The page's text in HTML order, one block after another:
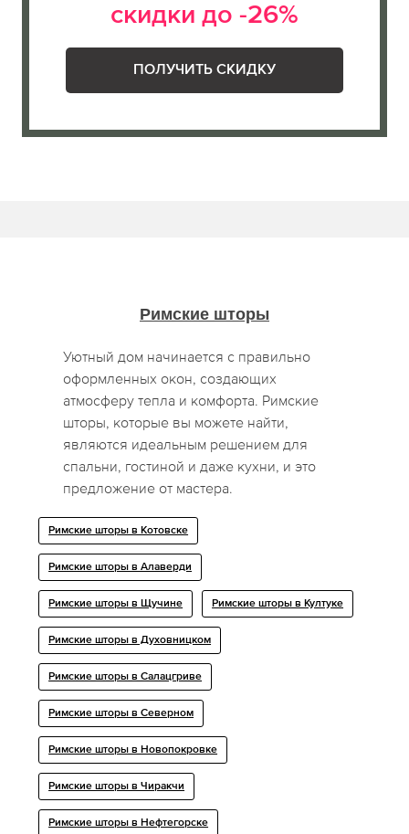
скидки до -26%
ПОЛУЧИТЬ СКИДКУ
Римские шторы
Уютный дом начинается с правильно
оформленных окон, создающих
атмосферу тепла и комфорта. Римские
шторы, которые вы можете найти,
являются идеальным решением для
спальни, гостиной и даже кухни, и это
предложение от мастера.
Римские шторы в Котовске
Римские шторы в Алаверди
Римские шторы в Щучине Римские шторы в Култуке
Римские шторы в Духовницком
Римские шторы в Салацгриве
Римские шторы в Северном
Римские шторы в Новопокровке
Римские шторы в Чиракчи
Римские шторы в Нефтегорске